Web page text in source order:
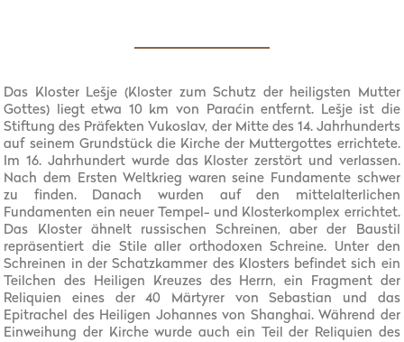
Das Kloster Lešje (Kloster zum Schutz der heiligsten Mutter
Gottes) liegt etwa 10 km von Paraćin entfernt. Lešje ist die
Stiftung des Präfekten Vukoslav, der Mitte des 14. Jahrhunderts
auf seinem Grundstück die Kirche der Muttergottes errichtete.
Im 16. Jahrhundert wurde das Kloster zerstört und verlassen.
Nach dem Ersten Weltkrieg waren seine Fundamente schwer
zu finden. Danach wurden auf den mittelalterlichen
Fundamenten ein neuer Tempel- und Klosterkomplex errichtet.
Das Kloster ähnelt russischen Schreinen, aber der Baustil
repräsentiert die Stile aller orthodoxen Schreine. Unter den
Schreinen in der Schatzkammer des Klosters befindet sich ein
Teilchen des Heiligen Kreuzes des Herrn, ein Fragment der
Reliquien eines der 40 Märtyrer von Sebastian und das
Epitrachel des Heiligen Johannes von Shanghai. Während der
Einweihung der Kirche wurde auch ein Teil der Reliquien des